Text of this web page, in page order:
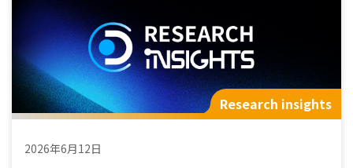
Research insights
2026年6月12日